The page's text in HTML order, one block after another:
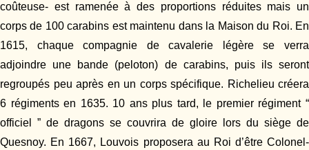
coûteuse- est ramenée à des proportions réduites mais un
corps de 100 carabins est maintenu dans la Maison du Roi. En
1615, chaque compagnie de cavalerie légère se verra
adjoindre une bande (peloton) de carabins, puis ils seront
regroupés peu après en un corps spécifique. Richelieu créera
6 régiments en 1635. 10 ans plus tard, le premier régiment “
officiel ” de dragons se couvrira de gloire lors du siège de
Quesnoy. En 1667, Louvois proposera au Roi d’être Colonel-